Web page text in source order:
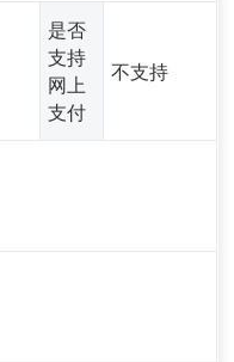
是否
支持
网上
支付
不支持